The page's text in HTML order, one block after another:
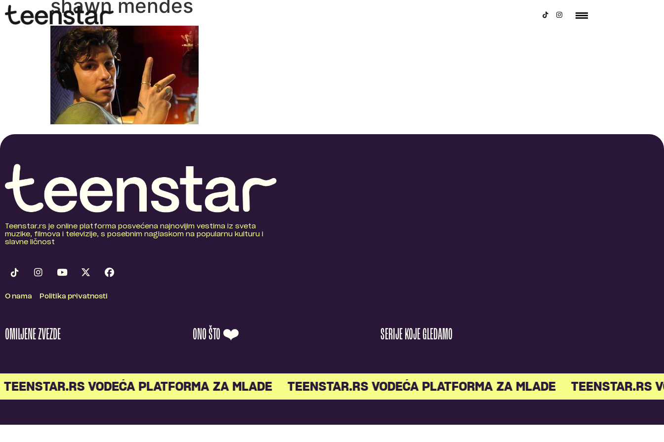
shawn mendes
Teenstar.rs je online platforma posvećena najnovijim vestima iz sveta
muzike, filmova i televizije, s posebnim naglaskom na popularnu kulturu i
slavne ličnost
O nama Politika privatnosti
OMILJENE ZVEZDE ONO ŠTO ❤️ SERIJE KOJE GLEDAMO
TEENSTAR.RS VODEĆA PLATFORMA ZA MLADE TEENSTAR.RS VODEĆA PLATFORMA ZA MLADE TEENSTAR.RS